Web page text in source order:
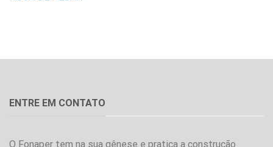
ENTRE EM CONTATO
O Fonaper tem na sua gênese e pratica a construção